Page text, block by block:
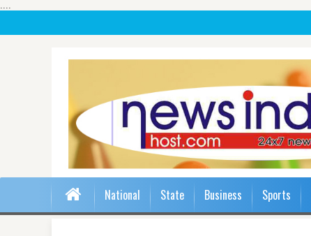
....
National State Business Sports